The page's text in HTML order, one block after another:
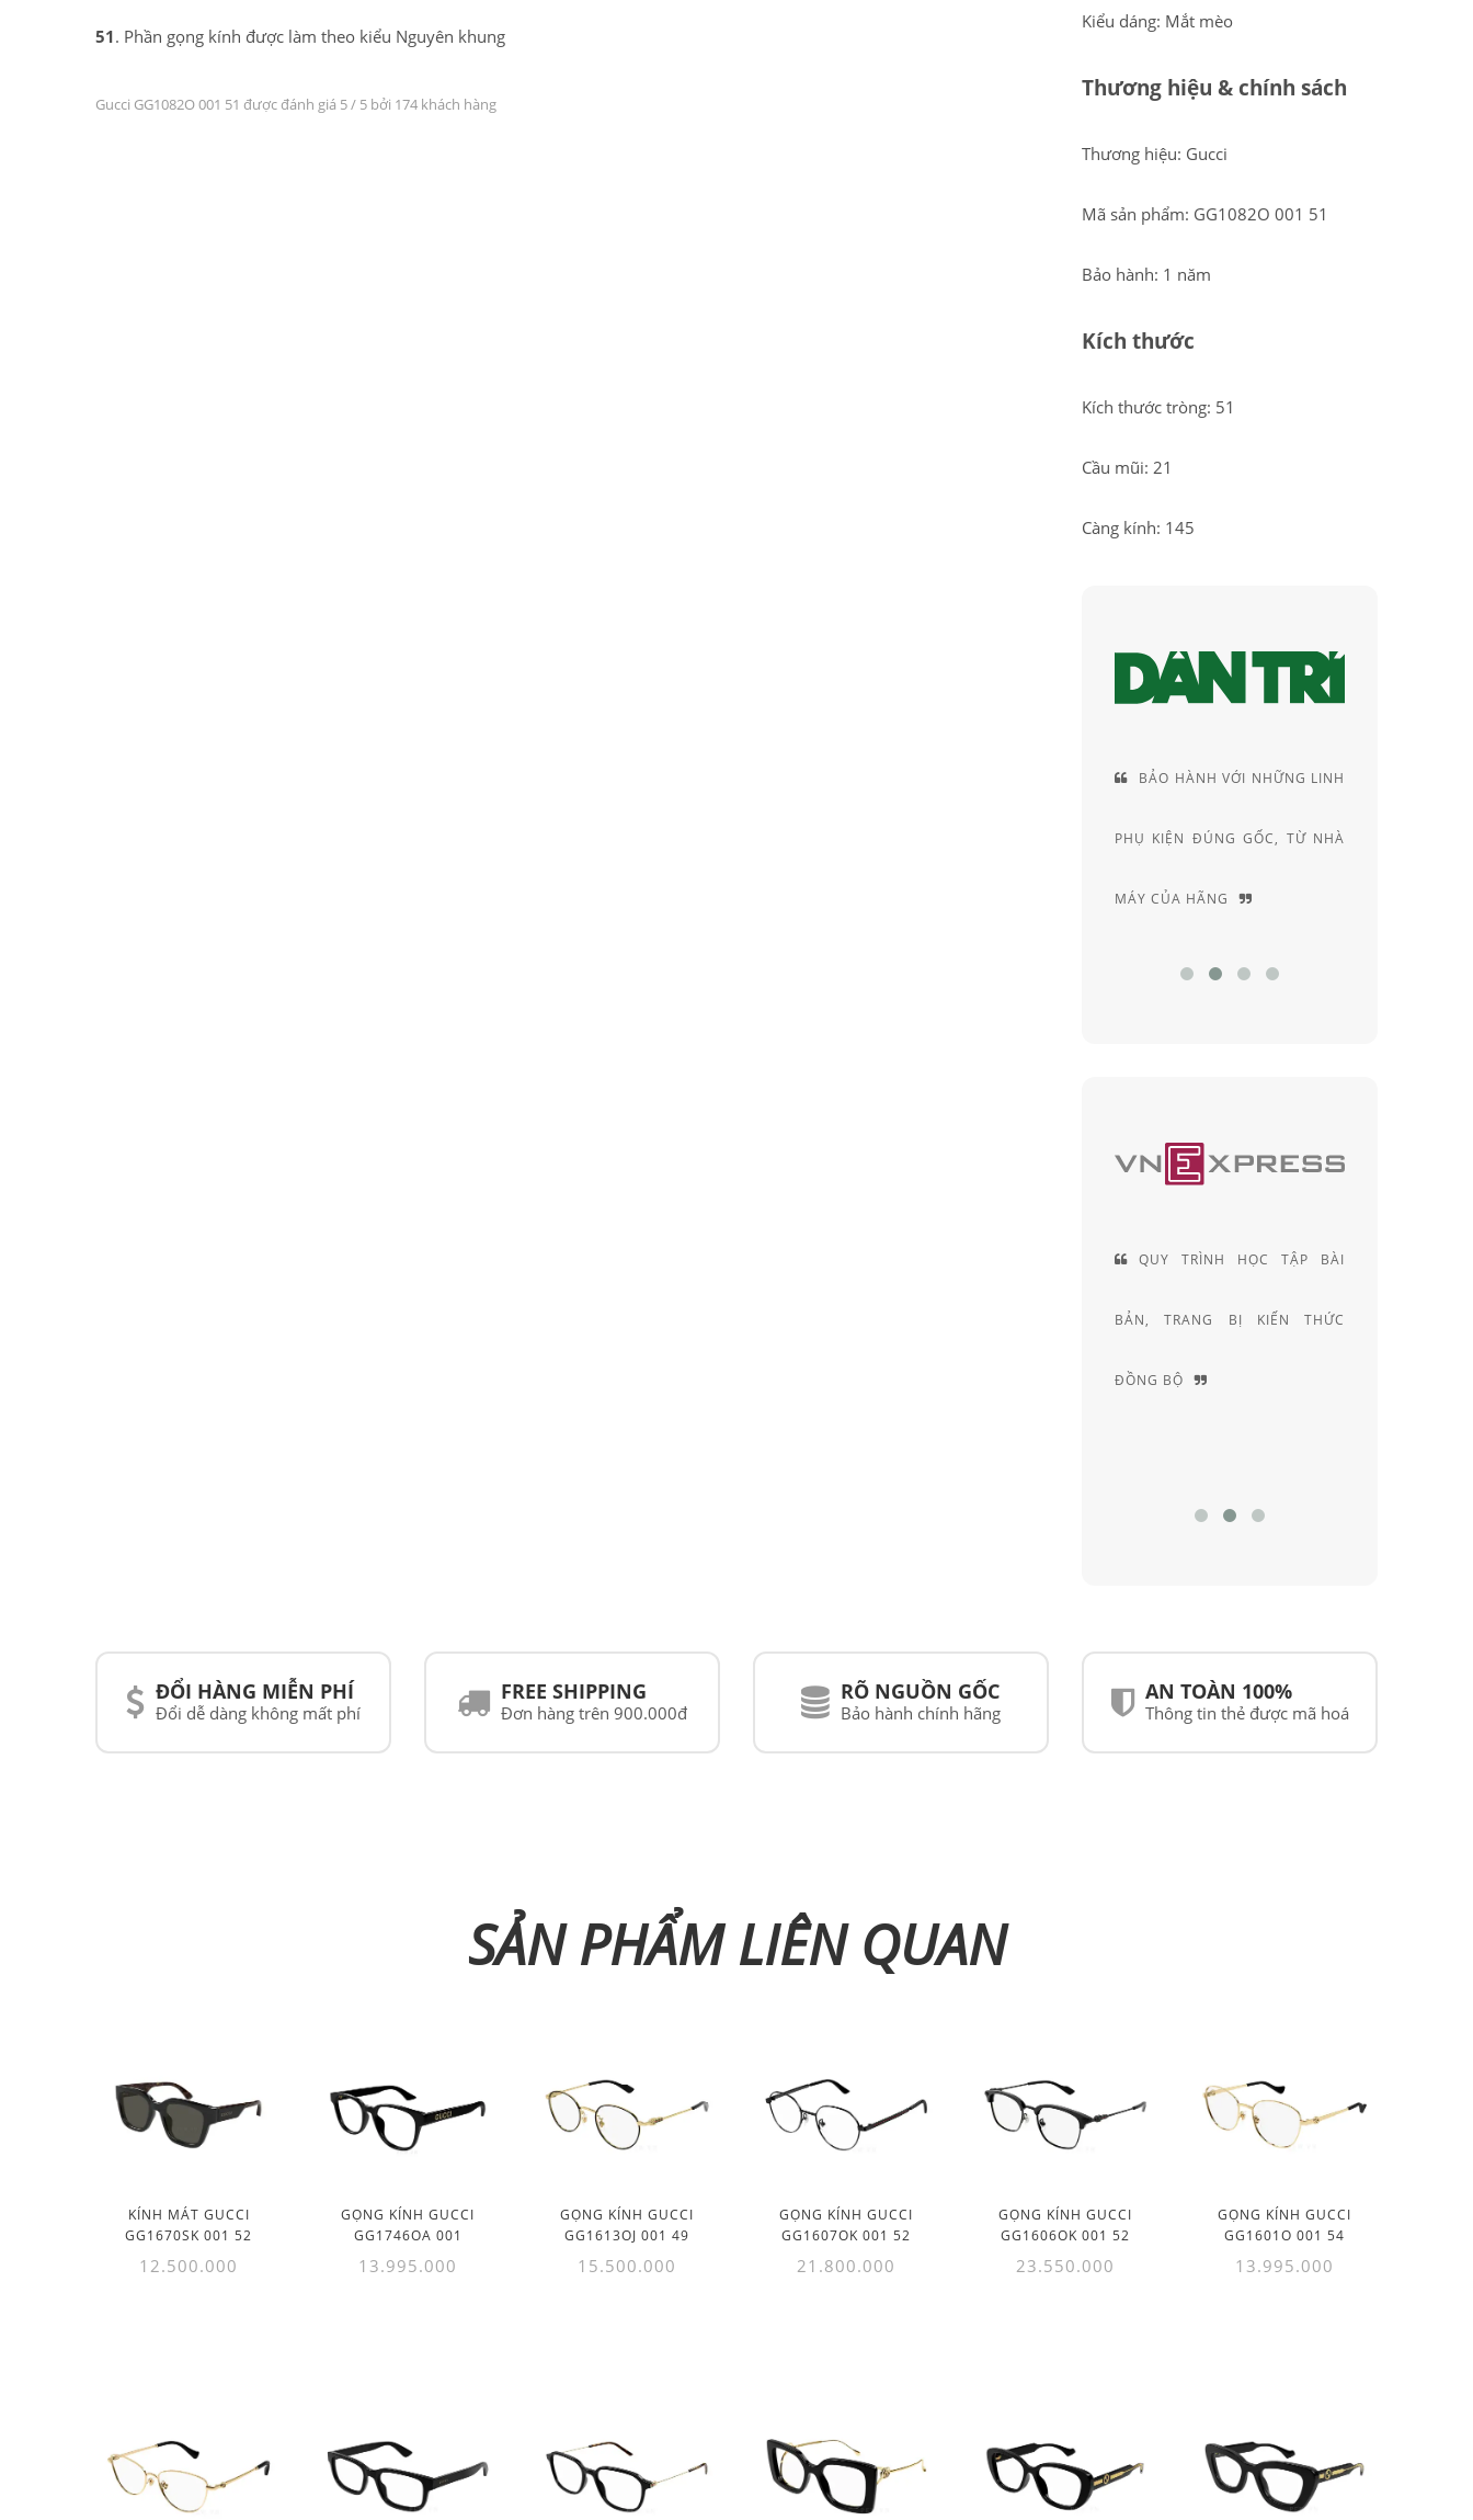
51. Phần gọng kính được làm theo kiểu Nguyên khung
Gucci GG1082O 001 51 được đánh giá 5/ 5 bởi 174 khách hàng
Kiểu dáng: Mắt mèo
Thương hiệu & chính sách
Thương hiệu: Gucci
Mã sản phẩm: GG1082O 001 51
Bảo hành: 1 năm
Kích thước
Kích thước tròng: 51
Cầu mũi: 21
Càng kính: 145
BẢO HÀNH VỚI NHỮNG LINH
PHỤ KIỆN ĐÚNG GỐC, TỪ NHÀ
CUNG CÁCH TƯ VẤN RẤT
RIÊNG, ĐẦY AM HIỂU VÀ
CHUYÊN SÂU
QUY TRÌNH HỌC TẬP BÀI
BẢN, TRANG BỊ KIẾN THỨC
ĐỘI NGŨ KỸ THUẬT
KHÚC XẠ HƠN 20 NĂM
ĐỔI HÀNG MIỄN PHÍ
Đổi dễ dàng không mất phí
FREE SHIPPING
Đơn hàng trên 900.000đ
RÕ NGUỒN GỐC
Bảo hành chính hãng
AN TOÀN 100%
Thông tin thẻ được mã hoá
SẢN PHẨM LIÊN QUAN
KÍNH MÁT GUCCI
GG1670SK 001 52
12.500.000
GỌNG KÍNH GUCCI
GG1746OA 001
13.995.000
GỌNG KÍNH GUCCI
GG1613OJ 001 49
15.500.000
GỌNG KÍNH GUCCI
GG1607OK 001 52
21.800.000
GỌNG KÍNH GUCCI
GG1606OK 001 52
23.550.000
GỌNG KÍNH GUCCI
GG1601O 001 54
13.995.000